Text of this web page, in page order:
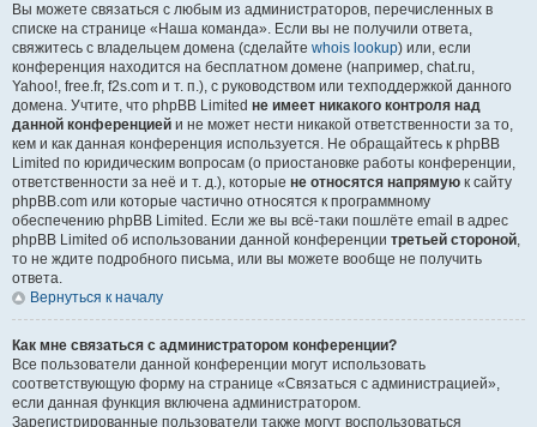
Вы можете связаться с любым из администраторов, перечисленных в
списке на странице «Наша команда». Если вы не получили ответа,
свяжитесь с владельцем домена (сделайте whois lookup) или, если
конференция находится на бесплатном домене (например, chat.ru,
Yahoo!, free.fr, f2s.com и т. п.), с руководством или техподдержкой данного
домена. Учтите, что phpBB Limited не имеет никакого контроля над
данной конференцией и не может нести никакой ответственности за то,
кем и как данная конференция используется. Не обращайтесь к phpBB
Limited по юридическим вопросам (о приостановке работы конференции,
ответственности за неё и т. д.), которые не относятся напрямую к сайту
phpBB.com или которые частично относятся к программному
обеспечению phpBB Limited. Если же вы всё-таки пошлёте email в адрес
phpBB Limited об использовании данной конференции третьей стороной,
то не ждите подробного письма, или вы можете вообще не получить
ответа.
Вернуться к началу
Как мне связаться с администратором конференции?
Все пользователи данной конференции могут использовать
соответствующую форму на странице «Связаться с администрацией»,
если данная функция включена администратором.
Зарегистрированные пользователи также могут воспользоваться